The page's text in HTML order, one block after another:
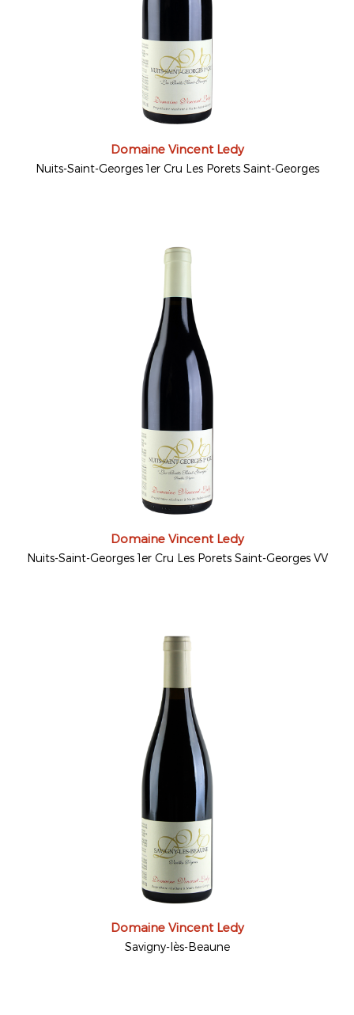
Domaine Vincent Ledy
Nuits-Saint-Georges 1er Cru Les Porets Saint-Georges
Domaine Vincent Ledy
Nuits-Saint-Georges 1er Cru Les Porets Saint-Georges VV
Domaine Vincent Ledy
Savigny-lès-Beaune